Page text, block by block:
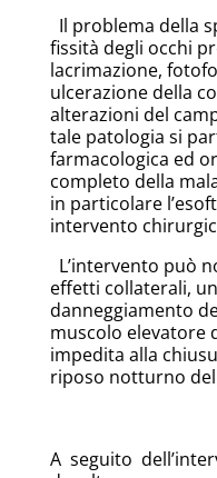
Il problema della
fissità degli occhi
lacrimazione,
ulcerazione della
alterazioni del
tale patologia si
farmacologica ed
completo della
in particolare
intervento
L’intervento può
effetti collaterali,
danneggiamento
muscolo elevatore
impedita alla
riposo notturno
A seguito